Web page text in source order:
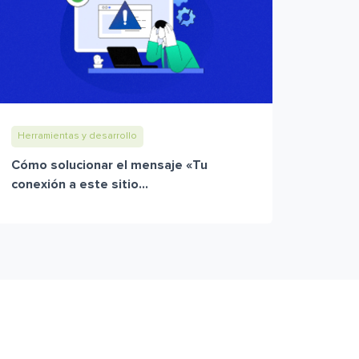
Herramientas y desarrollo
Cómo solucionar el mensaje «Tu
conexión a este sitio...